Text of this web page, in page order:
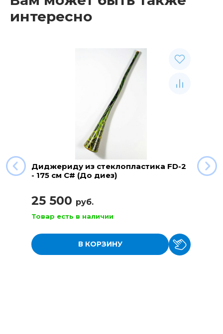
интересно
Диджериду из стеклопластика FD-2
- 175 см C# (До диез)
25 500 руб.
Товар есть в наличии
В КОРЗИНУ